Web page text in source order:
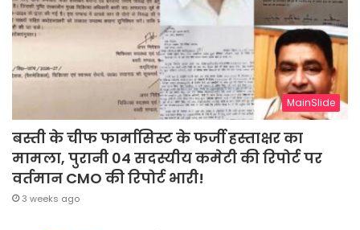
MainSlide
बस्ती के चीफ फार्मासिस्ट के फर्जी हस्ताक्षर का
मामला, पुरानी 04 सदस्यीय कमेटी की रिपोर्ट पर
वर्तमान CMO की रिपोर्ट भारी!
3 weeks ago